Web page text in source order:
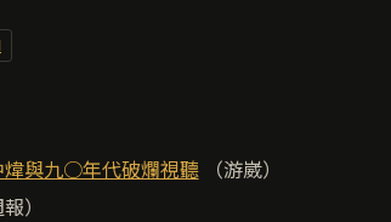
煒與九○年代破爛視聽（游崴）
）